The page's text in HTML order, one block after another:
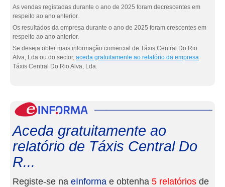
As vendas registadas durante o ano de 2025 foram decrescentes em
respeito ao ano anterior.
Os resultados da empresa durante o ano de 2025 foram crescentes em
respeito ao ano anterior.
Se deseja obter mais informação comercial de Táxis Central Do Rio
Alva, Lda ou do sector, aceda gratuitamente ao relatório da empresa
Táxis Central Do Rio Alva, Lda.
Aceda gratuitamente ao
relatório de Táxis Central Do
R...
Registe-se na eInforma e obtenha 5 relatórios de